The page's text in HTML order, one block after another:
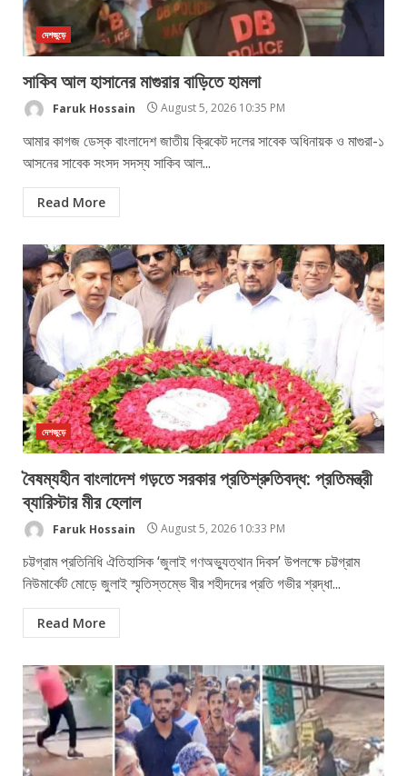
দেশজুড়ে
সাকিব আল হাসানের মাগুরার বাড়িতে হামলা
Faruk Hossain August 5, 2026 10:35 PM
আমার কাগজ ডেস্ক বাংলাদেশ জাতীয় ক্রিকেট দলের সাবেক অধিনায়ক ও মাগুরা-১
আসনের সাবেক সংসদ সদস্য সাকিব আল...
Read More
দেশজুড়ে
বৈষম্যহীন বাংলাদেশ গড়তে সরকার প্রতিশ্রুতিবদ্ধ: প্রতিমন্ত্রী
ব্যারিস্টার মীর হেলাল
Faruk Hossain August 5, 2026 10:33 PM
চট্টগ্রাম প্রতিনিধি ঐতিহাসিক ‘জুলাই গণঅভ্যুত্থান দিবস’ উপলক্ষে চট্টগ্রাম
নিউমার্কেট মোড়ে জুলাই স্মৃতিস্তম্ভে বীর শহীদদের প্রতি গভীর শ্রদ্ধা...
Read More